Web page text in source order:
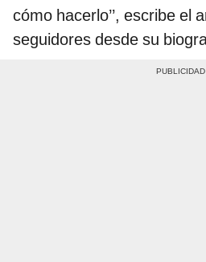
cómo hacerlo’’, escribe el
seguidores desde su